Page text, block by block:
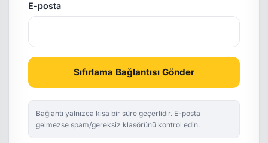
E-posta
Sıfırlama Bağlantısı Gönder
Bağlantı yalnızca kısa bir süre geçerlidir. E-posta
gelmezse spam/gereksiz klasörünü kontrol edin.